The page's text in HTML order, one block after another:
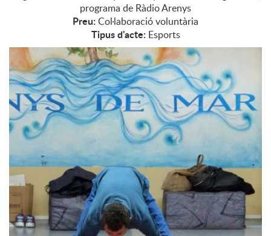
programa de Ràdio Arenys
Preu: Col·laboració voluntària
Tipus d'acte: Esports